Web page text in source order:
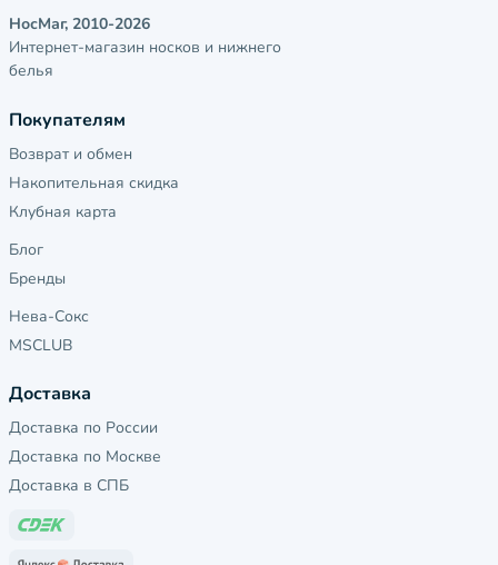
НосМаг, 2010-2026
Интернет-магазин носков и нижнего
белья
Покупателям
Возврат и обмен
Накопительная скидка
Клубная карта
Блог
Бренды
Нева-Сокс
MSCLUB
Доставка
Доставка по России
Доставка по Москве
Доставка в СПБ